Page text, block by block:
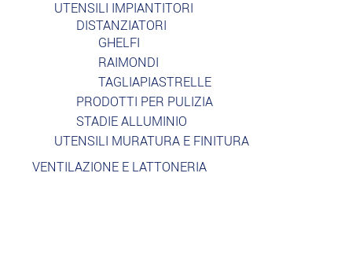
UTENSILI IMPIANTITORI
DISTANZIATORI
GHELFI
RAIMONDI
TAGLIAPIASTRELLE
PRODOTTI PER PULIZIA
STADIE ALLUMINIO
UTENSILI MURATURA E FINITURA
VENTILAZIONE E LATTONERIA